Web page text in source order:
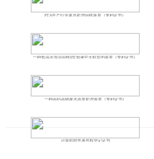
PTA生产行业废水处理回收装置（专利证书）
一种低温冷冻法回收β盐母液中无机盐的装置（专利证书）
一种高钙高钠废水蒸发处理装置（专利证书）
计算机软件著作权登记证书